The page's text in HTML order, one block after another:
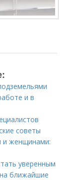
и в
советы
и женщинами:
уверенным
ближайшие